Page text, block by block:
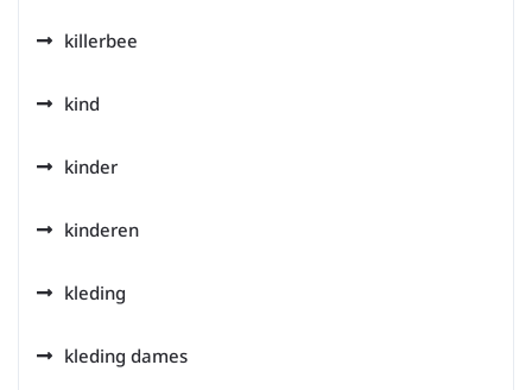
killerbee
kind
kinder
kinderen
kleding
kleding dames